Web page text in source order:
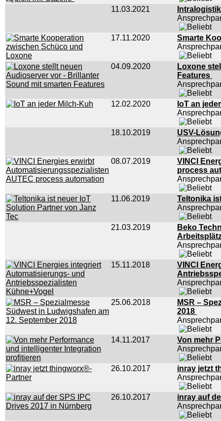
11.03.2021
17.11.2020
Smarte
04.09.2020
Loxone
Features
12.02.2020
IoT an
18.10.2019
USV-
08.07.2019
VINCI
process
11.06.2019
Teltonika
21.03.2019
Beko
15.11.2018
VINCI
25.06.2018
MSR –
2018
14.11.2017
Von mehr
26.10.2017
inray jetzt
26.10.2017
inray auf